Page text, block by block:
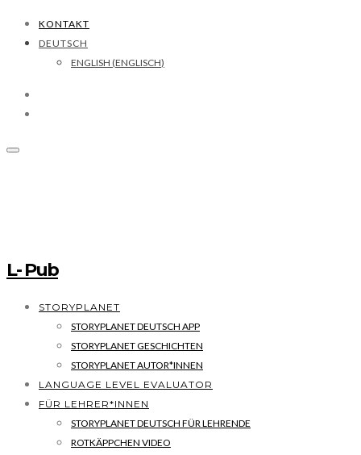
KONTAKT
DEUTSCH
ENGLISH (ENGLISCH)
L- Pub
STORYPLANET
STORYPLANET DEUTSCH APP
STORYPLANET GESCHICHTEN
STORYPLANET AUTOR*INNEN
LANGUAGE LEVEL EVALUATOR
FÜR LEHRER*INNEN
STORYPLANET DEUTSCH FÜR LEHRENDE
ROTKÄPPCHEN VIDEO